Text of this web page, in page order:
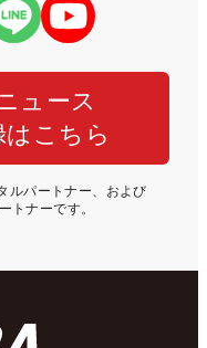
ュース
こちら
ルパートナー、および
トナーです。